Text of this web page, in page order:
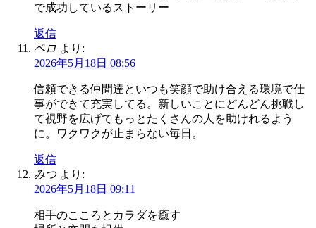
で成功しているストーリー
返信
ペロ より:
2026年5月18日 08:56
信頼できる仲間達といつも笑顔で助け合える環境で仕
事ができて充実してる。新しいことにどんどん挑戦し
て視野を広げてもっとたくさんの人を助けれるよう
に。ワクワクが止まらない毎日。
返信
みつ より:
2026年5月18日 09:11
相手のこころとカラダを癒す